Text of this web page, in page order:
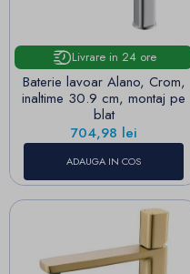
Livrare in 24 ore
Baterie lavoar Alano, Crom,
inaltime 30.9 cm, montaj pe
blat
Pret
704,98 lei
ADAUGA IN COS